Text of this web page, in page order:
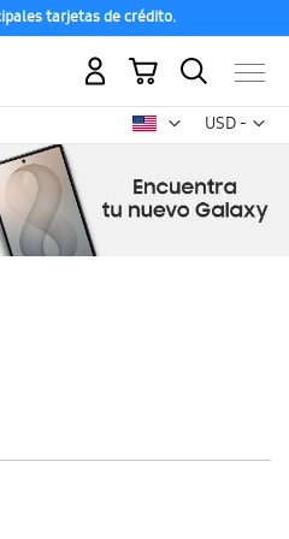
tarjetas de crédito.
USD -
dólar
Mi carrito